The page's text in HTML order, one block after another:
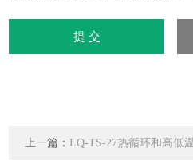
上一篇： LQ-TS-27热循环和高低